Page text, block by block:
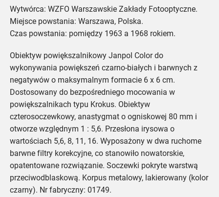
Wytwórca: WZFO Warszawskie Zakłady Fotooptyczne.
Miejsce powstania: Warszawa, Polska.
Czas powstania: pomiędzy 1963 a 1968 rokiem.
Obiektyw powiększalnikowy Janpol Color do
wykonywania powiększeń czarno-białych i barwnych z
negatywów o maksymalnym formacie 6 x 6 cm.
Dostosowany do bezpośredniego mocowania w
powiększalnikach typu Krokus. Obiektyw
czterosoczewkowy, anastygmat o ogniskowej 80 mm i
otworze względnym 1 : 5,6. Przesłona irysowa o
wartościach 5,6, 8, 11, 16. Wyposażony w dwa ruchome
barwne filtry korekcyjne, co stanowiło nowatorskie,
opatentowane rozwiązanie. Soczewki pokryte warstwą
przeciwodblaskową. Korpus metalowy, lakierowany (kolor
czarny). Nr fabryczny: 01749.